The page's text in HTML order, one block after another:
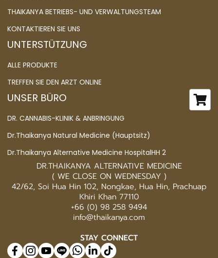
THAIKANYA BETRIEBS- UND VERWALTUNGSTEAM
KONTAKTIEREN SIE UNS
UNTERSTÜTZUNG
ALLE PRODUKTE
TREFFEN SIE DEN ARZT ONLINE
UNSER BÜRO
DR. CANNABIS-KLINIK & ANBRINGUNG
Dr.Thaikanya Natural Medicine (Hauptsitz)
Dr.Thaikanya Alternative Medicine HospitalHH 2
DR.THAIKANYA ALTERNATIVE MEDICINE
( WE CLOSE ON WEDNESDAY )
42/62, Soi Hua Hin 102, Nongkae, Hua Hin, Prachuap
Khiri Khan 77110
+66 (0) 98 258 9494
info@thaikanya.com
STAY CONNECT